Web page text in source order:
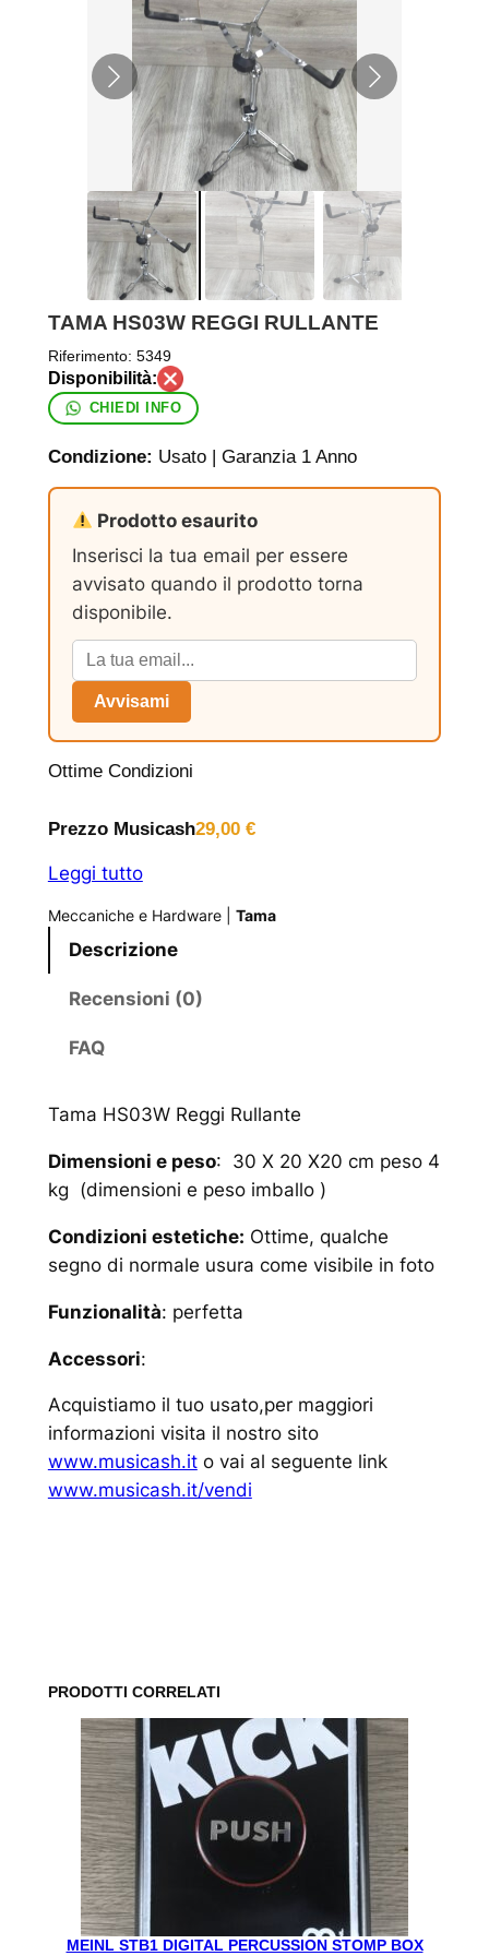
TAMA HS03W REGGI RULLANTE
Riferimento: 5349
CHIEDI INFO
Condizione: Usato | Garanzia 1 Anno
Prodotto esaurito
Inserisci la tua email per essere
avvisato quando il prodotto torna
disponibile.
Avvisami
Ottime Condizioni
Prezzo Musicash29,00 €
Leggi tutto
Meccaniche e Hardware| Tama
Descrizione
Recensioni (0)
FAQ
Tama HS03W Reggi Rullante
Dimensioni e peso: 30 X 20 X20 cm peso 4
kg (dimensioni e peso imballo )
Condizioni estetiche: Ottime, qualche
segno di normale usura come visibile in foto
Funzionalità: perfetta
Accessori:
Acquistiamo il tuo usato,per maggiori
informazioni visita il nostro sito
www.musicash.ito vai al seguente link
www.musicash.it/vendi
PRODOTTI CORRELATI
MEINL STB1 DIGITAL PERCUSSION STOMP BOX